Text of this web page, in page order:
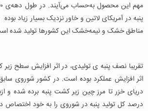
پنبه در آمریکای لاتین و خاور نزدیک بسیار زیاد
مناطق خشک و نیمه‌خشک این کشورها تولید شده
تقریبا نصف پنبه‌ ی تولیدی، در اثر افزایش سطح
اثر افزایش عملکرد بوده است. در کشور شوروی
درصد کل تولید پنبه در شوروی را به خود اختصاص